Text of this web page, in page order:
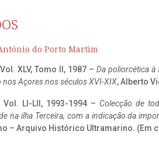
do Porto Martim
XLV, Tomo II, 1987 – Da poliorcética
Açores nos séculos XVI-XIX, Alberto
Vol. LI-LII, 1993-1994 – Colecção de
na ilha Terceira, com a indicação da
– Arquivo Histórico Ultramarino. (Em